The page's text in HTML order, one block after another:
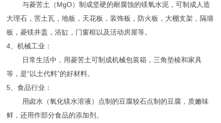
与菱苦土（MgO）制成坚硬的耐腐蚀的镁氧水泥，可制成人造
大理石，苦土瓦，地板，天花板，装饰板，防火板，大棚支架，隔墙
板，菱镁井盖，浴缸，门窗框以及活动房屋等。
4 、机械工业：
日常生活中，用菱苦土可制成机械包装箱，三角垫棱和家具
等，是“以土代料”的好材料。
5 、食品行业：
用卤水（氧化镁水溶液）点制的豆腐较石点制的豆腐，质嫩味
鲜，还用作部分食品的添加剂。